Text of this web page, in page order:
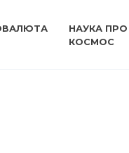
НАУКА ПРО
КОСМОС